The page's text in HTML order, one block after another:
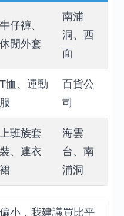
牛仔褲、
休閒外套
南浦
洞、西
面
T恤、運動
服
百貨公
司
上班族套
裝、連衣
裙
海雲
台、南
浦洞
小，我建議買比平